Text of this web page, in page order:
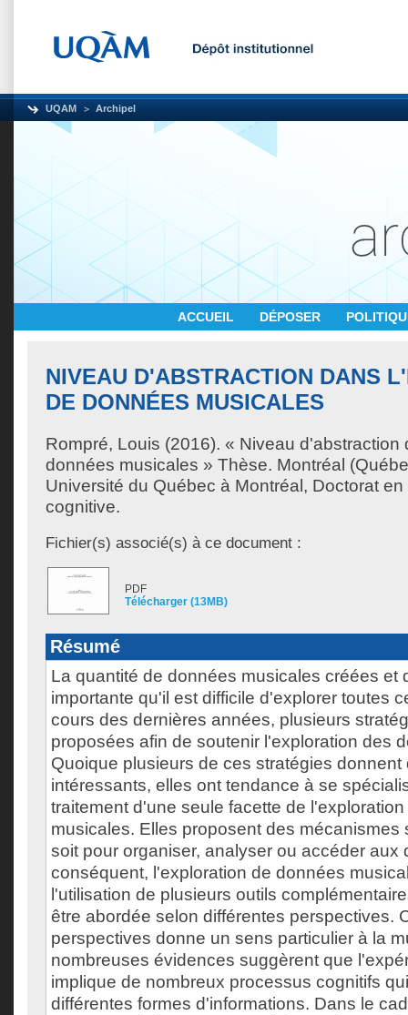
UQAM Archipel
ACCUEIL DÉPOSER
NIVEAU D'ABSTRACTION DANS
DE DONNÉES MUSICALES
Rompré, Louis (2016). « Niveau d'abstraction
données musicales » Thèse. Montréal
Université du Québec à Montréal, Doctorat
cognitive.
Fichier(s) associé(s) à ce document :
PDF
Télécharger (13MB)
Résumé
La quantité de données musicales créées et
importante qu'il est difficile d'explorer toutes
cours des dernières années, plusieurs
proposées afin de soutenir l'exploration des
Quoique plusieurs de ces stratégies donnent
intéressants, elles ont tendance à se
traitement d'une seule facette de
musicales. Elles proposent des mécanismes
soit pour organiser, analyser ou accéder aux
conséquent, l'exploration de données
l'utilisation de plusieurs outils
être abordée selon différentes perspectives.
perspectives donne un sens particulier à la
nombreuses évidences suggèrent que
implique de nombreux processus cognitifs
différentes formes d'informations. Dans le